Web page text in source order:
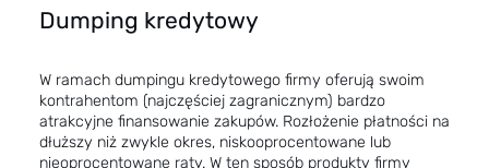
Dumping kredytowy
W ramach dumpingu kredytowego firmy oferują swoim
kontrahentom (najczęściej zagranicznym) bardzo
atrakcyjne finansowanie zakupów. Rozłożenie płatności na
dłuższy niż zwykle okres, niskooprocentowane lub
nieoprocentowane raty. W ten sposób produkty firmy